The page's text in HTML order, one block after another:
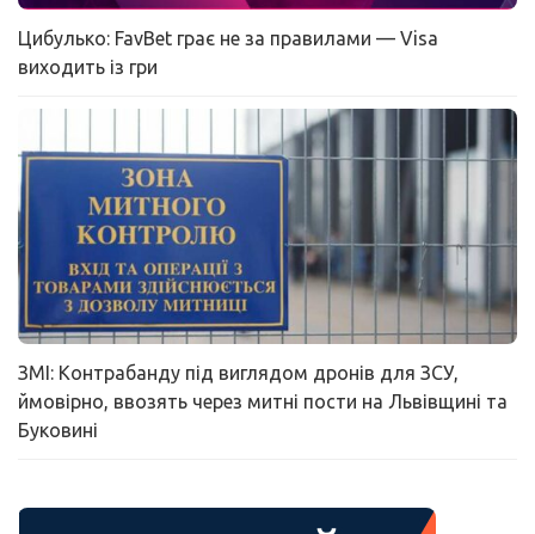
Цибулько: FavBet грає не за правилами — Visa
виходить із гри
ЗМІ: Контрабанду під виглядом дронів для ЗСУ,
ймовірно, ввозять через митні пости на Львівщині та
Буковині